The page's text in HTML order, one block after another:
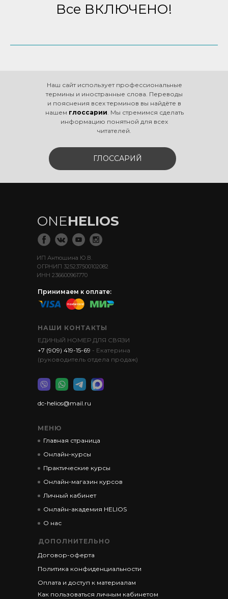
Все ВКЛЮЧЕНО!
Наш сайт использует профессиональные
термины и иностранные слова. Переводы
и пояснения всех терминов вы найдёте в
нашем глоссарии . Мы стремимся сделать
информацию понятной для всех
читателей.
ГЛОССАРИЙ
ДОПОЛНИТЕЛЬНО
Договор-оферта
Политика конфиденциальности
Оплата и доступ к материалам
Как пользоваться личным кабинетом
Главная страница
Онлайн-курсы
Практические курсы
Личный кабинет
Онлайн-академия HELIOS
МЕНЮ
dc-helios@mail.ru
ЕДИНЫЙ НОМЕР ДЛЯ СВЯЗИ
+7 (909) 419-15-69 - Екатерина
(руководитель отдела продаж)
НАШИ КОНТАКТЫ
ИП Антюшина Ю.В.
ОГРНИП 325237500102082
ИНН 236600961770
Принимаем к оплате:
Онлайн-магазин курсов
О нас
ONEHELIOS